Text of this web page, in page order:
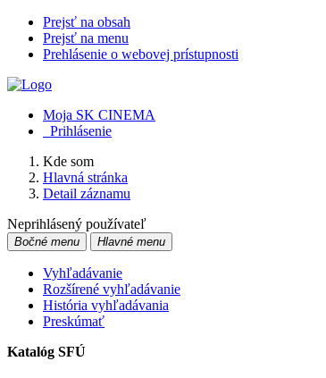
Prejsť na obsah
Prejsť na menu
Prehlásenie o webovej prístupnosti
Moja SK CINEMA
Prihlásenie
Kde som
Hlavná stránka
Detail záznamu
Neprihlásený používateľ
Bočné menu Hlavné menu
Vyhľadávanie
Rozšírené vyhľadávanie
História vyhľadávania
Preskúmať
Katalóg SFÚ